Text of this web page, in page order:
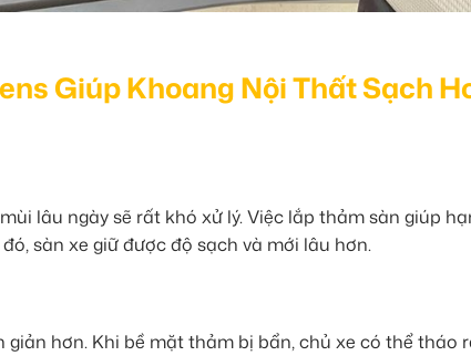
Giúp Khoang Nội Thất Sạch
lâu ngày sẽ rất khó xử lý. Việc lắp thảm sàn giúp
sàn xe giữ được độ sạch và mới lâu hơn.
giản hơn. Khi bề mặt thảm bị bẩn, chủ xe có thể tháo